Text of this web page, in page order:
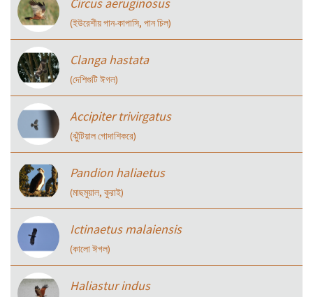
(ইউরেশীয় পান-কাপাসি, পান চিল)
Clanga hastata
(দেশিগুটি ঈগল)
Accipiter trivirgatus
(ঝুঁটিয়াল গোদাশিকরে)
Pandion haliaetus
(মাছমুয়াল, কুরাই)
Ictinaetus malaiensis
(কালো ঈগল)
Haliastur indus